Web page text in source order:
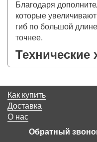
Благодаря
которые
гиб по большой
точнее.
Технические
Как купить
Доставка
О нас
Обратный